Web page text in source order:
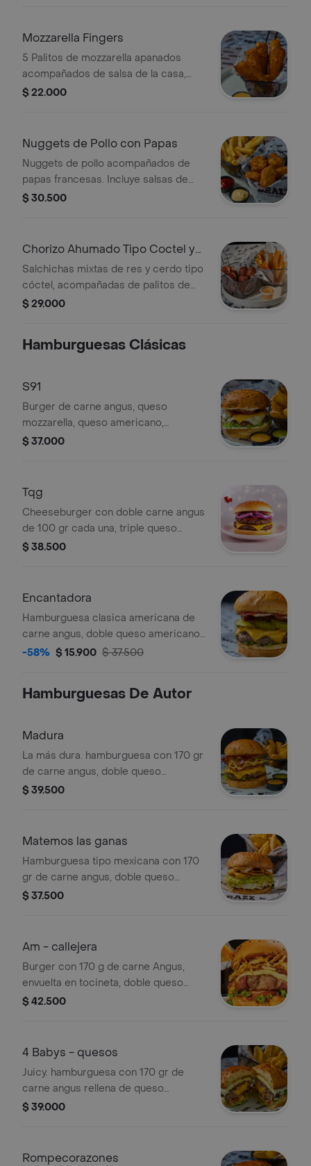
Mozzarella Fingers
5 Palitos de mozzarella apanados
acompañados de salsa de la casa,
porción personal. .
$ 22.000
Nuggets de Pollo con Papas
Nuggets de pollo acompañados de
papas francesas. Incluye salsas de
tomate y mayonesa.
$ 30.500
Chorizo Ahumado Tipo Coctel y
Yuquitas
Salchichas mixtas de res y cerdo tipo
cóctel, acompañadas de palitos de
yuca, porción personal.
$ 29.000
Hamburguesas Clásicas
S91
Burger de carne angus, queso
mozzarella, queso americano,
tocineta premium y crema de queso.
$ 37.000
Tqg
Cheeseburger con doble carne angus
de 100 gr cada una, triple queso
americano, aros de cebolla morada y
$ 38.500
Encantadora
Hamburguesa clasica americana de
carne angus, doble queso americano ,
tomate chonto, lechuga crespa,
-58% $ 15.900 $ 37.500
Hamburguesas De Autor
Madura
La más dura. hamburguesa con 170 gr
de carne angus, doble queso
americano, madurito dulce, tocineta,
$ 39.500
Matemos las ganas
Hamburguesa tipo mexicana con 170
gr de carne angus, doble queso
mozzarella, guacamole fresco ,
$ 37.500
Am - callejera
Burger con 170 g de carne Angus,
envuelta en tocineta, doble queso
mozzarella, cebolla grille, ripio de
$ 42.500
4 Babys - quesos
Juicy. hamburguesa con 170 gr de
carne angus rellena de queso
americano, doble queso mozzarella,
$ 39.000
Rompecorazones